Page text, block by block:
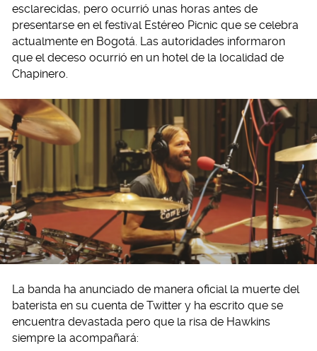
esclarecidas, pero ocurrió unas horas antes de
presentarse en el festival Estéreo Picnic que se celebra
actualmente en Bogotá. Las autoridades informaron
que el deceso ocurrió en un hotel de la localidad de
Chapinero.
La banda ha anunciado de manera oficial la muerte del
baterista en su cuenta de Twitter y ha escrito que se
encuentra devastada pero que la risa de Hawkins
siempre la acompañará: